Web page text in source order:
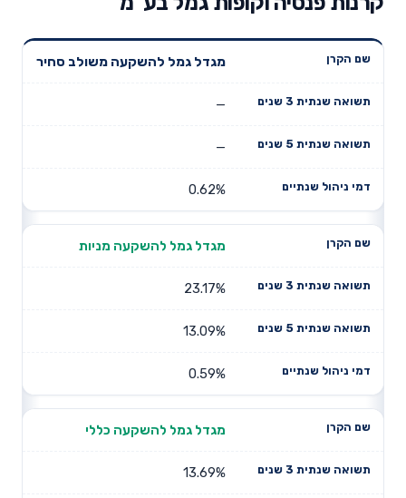
שנים
תשואה
דמי ניהול
מגדל גמל להשקעה משולב סחיר
—
—
0.62%
מגדל גמל להשקעה מניות
23.17%
13.09%
0.59%
מגדל גמל להשקעה כללי
13.69%